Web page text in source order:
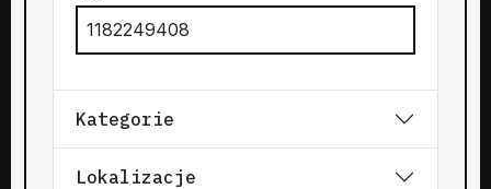
1182249408
Kategorie
Lokalizacje